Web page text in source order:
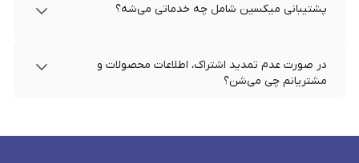
پشتیبانی میکسین شامل چه خدماتی می‌شه؟
در صورت عدم تمدید اشتراک، اطلاعات محصولات و
مشتریانم چی می‌شن؟